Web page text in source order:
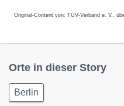
Original-Content von: TÜV-Verband e. V.,
Orte in dieser Story
Berlin